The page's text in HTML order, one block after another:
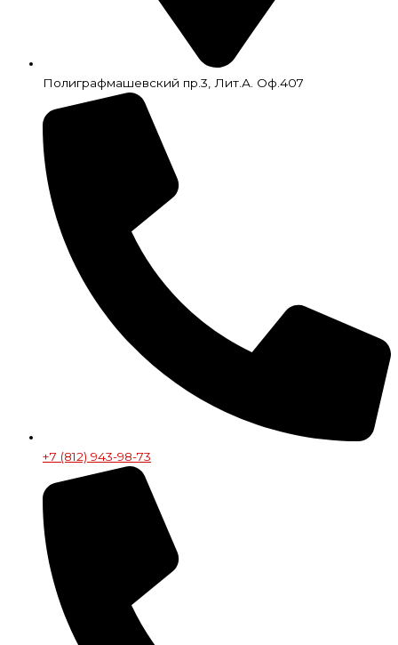
Полиграфмашевский пр.3, Лит.А. Оф.407
+7 (812) 943-98-73